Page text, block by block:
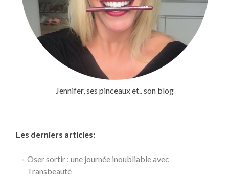
Jennifer, ses pinceaux et.. son blog
Les derniers articles:
Oser sortir : une journée inoubliable avec
Transbeauté